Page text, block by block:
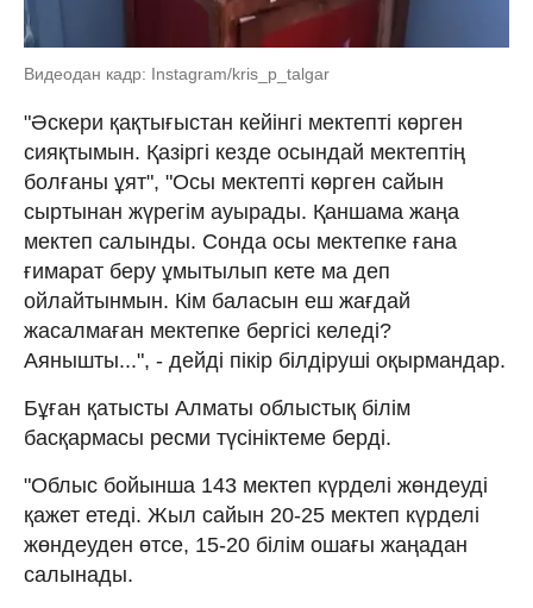
Видеодан кадр: Instagram/kris_p_talgar
"Әскери қақтығыстан кейінгі мектепті көрген
сияқтымын. Қазіргі кезде осындай мектептің
болғаны ұят", "Осы мектепті көрген сайын
сыртынан жүрегім ауырады. Қаншама жаңа
мектеп салынды. Сонда осы мектепке ғана
ғимарат беру ұмытылып кете ма деп
ойлайтынмын. Кім баласын еш жағдай
жасалмаған мектепке бергісі келеді?
Аянышты...", - дейді пікір білдіруші оқырмандар.
Бұған қатысты Алматы облыстық білім
басқармасы ресми түсініктеме берді.
"Облыс бойынша 143 мектеп күрделі жөндеуді
қажет етеді. Жыл сайын 20-25 мектеп күрделі
жөндеуден өтсе, 15-20 білім ошағы жаңадан
салынады.